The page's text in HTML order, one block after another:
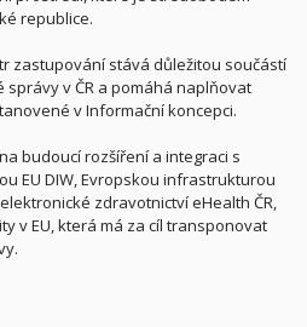
republice.
zastupování stává důležitou součástí
v ČR a pomáhá naplňovat
v Informační koncepci.
budoucí rozšíření a integraci s
EU DIW, Evropskou infrastrukturou
zdravotnictví eHealth ČR,
v EU, která má za cíl transponovat